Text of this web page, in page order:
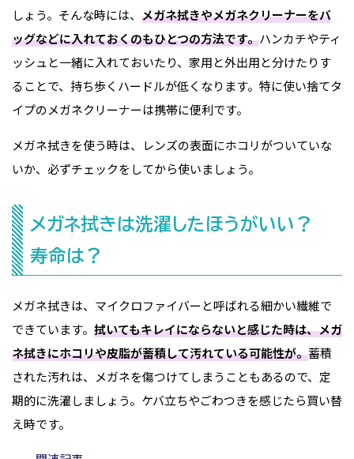
しょう。そんな時には、 メガネ拭きやメガネクリーナーをバ
ッグなどに入れておくのもひとつの方法です。ハンカチやティ
ッシュと一緒に入れておいたり、家用と外出用と分けたりす
ることで、持ち歩くハードルが低くなります。特に使い捨てタ
イプのメガネクリーナーは携帯に便利です。
メガネ拭きを使う時は、レンズの表面にホコリがついていな
いか、必ずチェックをしてから使いましょう。
メガネ拭きは洗濯したほうがいい？
寿命は？
メガネ拭きは、マイクロファイバーと呼ばれる細かい繊維で
できています。 拭いてもキレイにならないと感じた時は、メガ
ネ拭きにホコリや皮脂が蓄積して汚れている可能性が。蓄積
された汚れは、メガネを傷つけてしまうこともあるので、定
期的に洗濯しましょう。ケバ立ちやごわつきを感じたら買い替
え時です。